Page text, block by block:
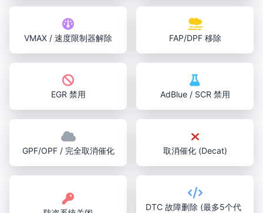
VMAX / 速度限制器解除 FAP/DPF 移除
EGR 禁用 AdBlue / SCR 禁用
GPF/OPF / 完全取消催化 取消催化 (Decat)
DTC 故障删除 (最多5个代